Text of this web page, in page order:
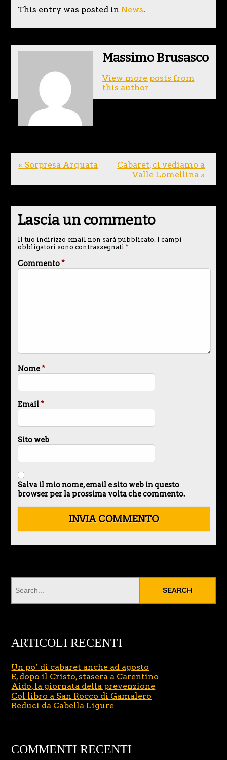
This entry was posted in News.
Massimo Brusasco
View more posts from
this author
« Sorpresa Arquata
Cabaret, ci vediamo a
Valle Lomellina »
Lascia un commento
Il tuo indirizzo email non sarà pubblicato. I campi
obbligatori sono contrassegnati *
Commento*
Nome*
Email*
Sito web
Salva il mio nome, email e sito web in questo
browser per la prossima volta che commento.
ARTICOLI RECENTI
Un po’ di cabaret anche ad agosto
E, dopo il Cristo, stasera a Carentino
Aido, la giornata della prevenzione
Col libro a San Rocco di Gamalero
Reduci da Cabella Ligure
COMMENTI RECENTI